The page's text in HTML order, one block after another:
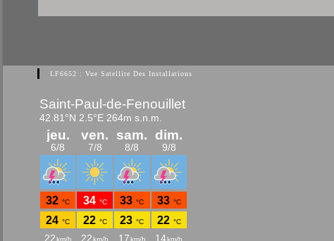
LF6652 : Vue Satellite Des Installations